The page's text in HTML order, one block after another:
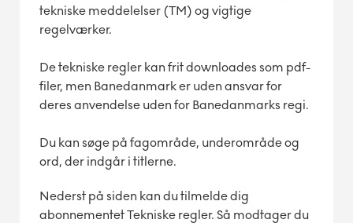
tekniske meddelelser (TM) og vigtige
regelværker.
De tekniske regler kan frit downloades som pdf-
filer, men Banedanmark er uden ansvar for
deres anvendelse uden for Banedanmarks regi.
Du kan søge på fagområde, underområde og
ord, der indgår i titlerne.
Nederst på siden kan du tilmelde dig
abonnementet Tekniske regler. Så modtager du